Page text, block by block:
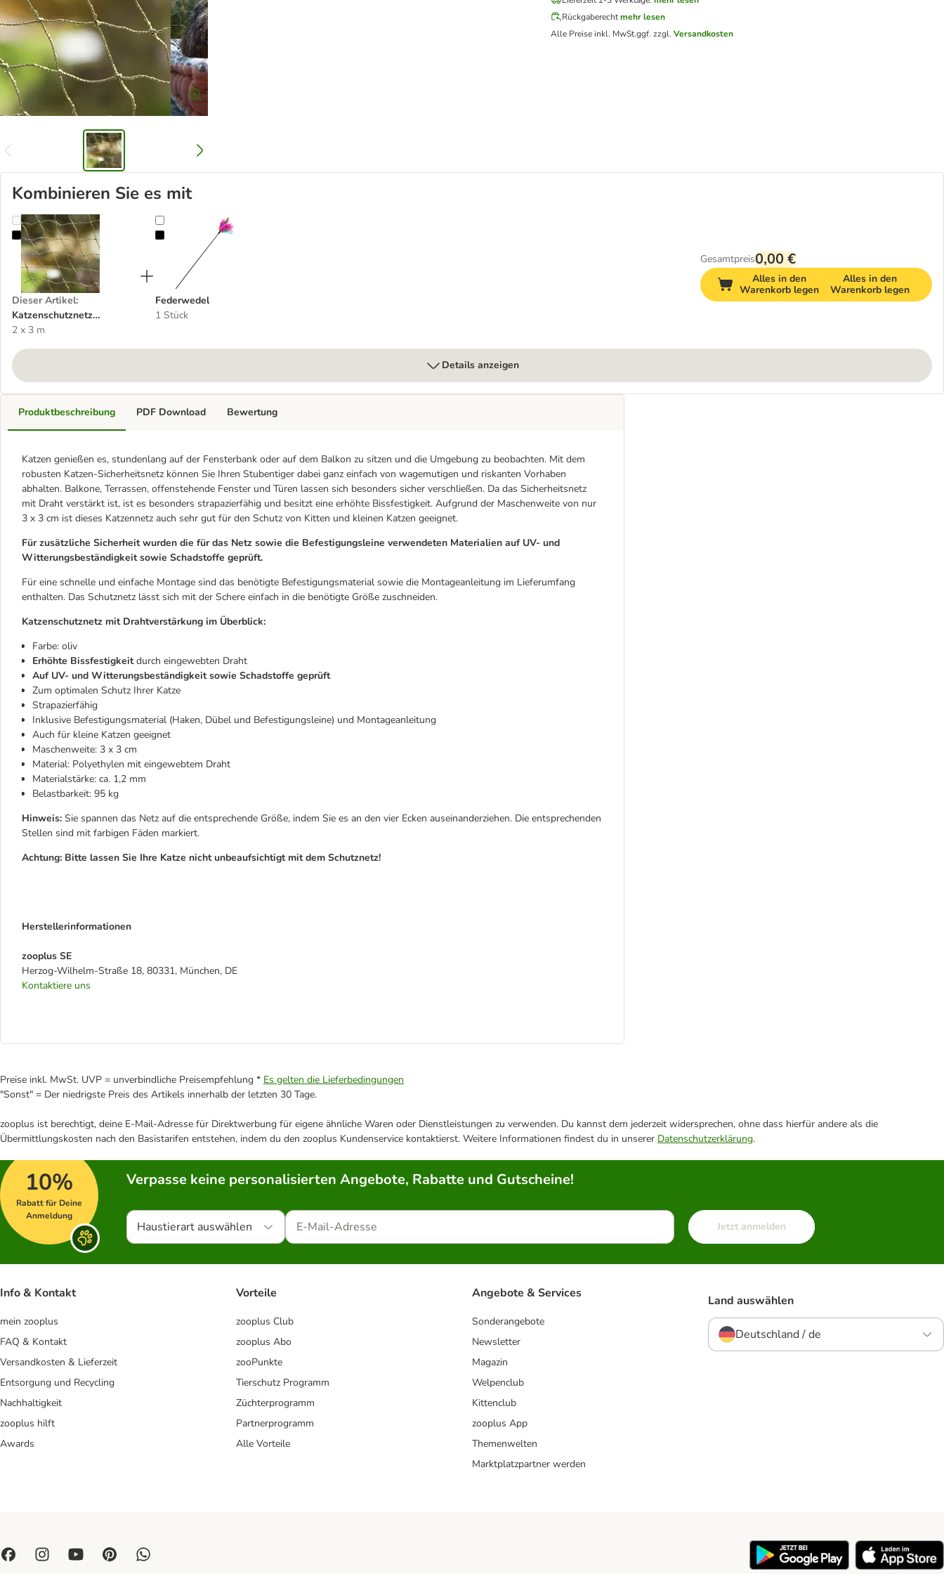
Rückgaberecht mehr lesen
Alle Preise inkl. MwSt.ggf. zzgl. Versandkosten
Kombinieren Sie es mit
Katzenschutznetz drahtverstärkt
Dieser Artikel:
Katzenschutznetz
drahtverstärkt
2 x 3 m
Federwedel
Federwedel
1 Stück
Gesamtpreis0,00 €
Alles in den
Warenkorb legen
Alles in den
Warenkorb legen
Details anzeigen
Produktbeschreibung
Katzen genießen es, stundenlang auf der Fensterbank oder auf dem Balkon zu sitzen und die Umgebung zu beobachten. Mit dem
robusten Katzen-Sicherheitsnetz können Sie Ihren Stubentiger dabei ganz einfach von wagemutigen und riskanten Vorhaben
abhalten. Balkone, Terrassen, offenstehende Fenster und Türen lassen sich besonders sicher verschließen. Da das Sicherheitsnetz
mit Draht verstärkt ist, ist es besonders strapazierfähig und besitzt eine erhöhte Bissfestigkeit. Aufgrund der Maschenweite von nur
3 x 3 cm ist dieses Katzennetz auch sehr gut für den Schutz von Kitten und kleinen Katzen geeignet.
Für zusätzliche Sicherheit wurden die für das Netz sowie die Befestigungsleine verwendeten Materialien auf UV- und
Witterungsbeständigkeit sowie Schadstoffe geprüft.
Für eine schnelle und einfache Montage sind das benötigte Befestigungsmaterial sowie die Montageanleitung im Lieferumfang
enthalten. Das Schutznetz lässt sich mit der Schere einfach in die benötigte Größe zuschneiden.
Katzenschutznetz mit Drahtverstärkung im Überblick:
Farbe: oliv
Erhöhte Bissfestigkeitdurch eingewebten Draht
Auf UV- und Witterungsbeständigkeit sowie Schadstoffe geprüft
Zum optimalen Schutz Ihrer Katze
Strapazierfähig
Inklusive Befestigungsmaterial (Haken, Dübel und Befestigungsleine) und Montageanleitung
Auch für kleine Katzen geeignet
Maschenweite: 3 x 3 cm
Material: Polyethylen mit eingewebtem Draht
Materialstärke: ca. 1,2 mm
Belastbarkeit: 95 kg
Hinweis: Sie spannen das Netz auf die entsprechende Größe, indem Sie es an den vier Ecken auseinanderziehen. Die entsprechenden
Stellen sind mit farbigen Fäden markiert.
Achtung: Bitte lassen Sie Ihre Katze nicht unbeaufsichtigt mit dem Schutznetz!
Herstellerinformationen
zooplus SE
Herzog-Wilhelm-Straße 18, 80331, München, DE
Kontaktiere uns
PDF Download Bewertung
Preise inkl. MwSt. UVP = unverbindliche Preisempfehlung * Es gelten die Lieferbedingungen
"Sonst" = Der niedrigste Preis des Artikels innerhalb der letzten 30 Tage.
zooplus ist berechtigt, deine E-Mail-Adresse für Direktwerbung für eigene ähnliche Waren oder Dienstleistungen zu verwenden. Du kannst dem jederzeit widersprechen, ohne dass hierfür andere als die
Übermittlungskosten nach den Basistarifen entstehen, indem du den zooplus Kundenservice kontaktierst. Weitere Informationen findest du in unserer Datenschutzerklärung.
10%
Rabatt für Deine
Anmeldung
Verpasse keine personalisierten Angebote, Rabatte und Gutscheine!
Haustierart auswählen Jetzt anmelden
Info & Kontakt
mein zooplus
FAQ & Kontakt
Versandkosten & Lieferzeit
Entsorgung und Recycling
Nachhaltigkeit
zooplus hilft
Awards
Vorteile
zooplus Club
zooplus Abo
zooPunkte
Tierschutz Programm
Züchterprogramm
Partnerprogramm
Alle Vorteile
Angebote & Services
Sonderangebote
Newsletter
Magazin
Welpenclub
Kittenclub
zooplus App
Themenwelten
Marktplatzpartner werden
Land auswählen
Deutschland / de